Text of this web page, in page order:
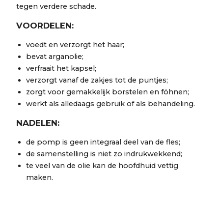
tegen verdere schade.
VOORDELEN:
voedt en verzorgt het haar;
bevat arganolie;
verfraait het kapsel;
verzorgt vanaf de zakjes tot de puntjes;
zorgt voor gemakkelijk borstelen en föhnen;
werkt als alledaags gebruik of als behandeling.
NADELEN:
de pomp is geen integraal deel van de fles;
de samenstelling is niet zo indrukwekkend;
te veel van de olie kan de hoofdhuid vettig
maken.